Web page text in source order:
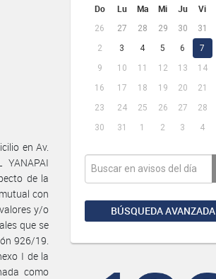
Do Lu Ma Mi Ju Vi
26 27 28 29 30 31
2
3 4 5 6 7
9
10 11 12 13 14
16
17 18 19 20 21
23
24 25 26 27 28
30
31 1 2 3 4
BÚSQUEDA AVANZADA
en Av.
de la
con
y/o
que se
926/19.
I de la
como